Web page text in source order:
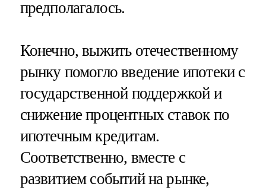
предполагалось.
Конечно, выжить отечественному
рынку помогло введение ипотеки с
государственной поддержкой и
снижение процентных ставок по
ипотечным кредитам.
Соответственно, вместе с
развитием событий на рынке,